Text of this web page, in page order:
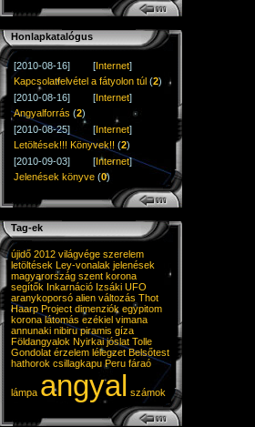
Honlapkatalógus
[2010-08-16] [Internet]
Kapcsolatfelvétel a fátyolon túl (2)
[2010-08-16]
[Internet]
Angyalforrás (2)
[2010-08-25]
[Internet]
Letöltések!!! Könyvek!! (2)
[2010-09-03]
[Internet]
Jelenések könyve (0)
Tag-ek
újidő 2012 világvége szerelem
letöltések Ley-vonalak jelenések
magyarország szent korona
segítők Inkarnáció Izsáki UFO
aranykoporsó alien változás Thot
Haarp Project dimenziók egypitom
korona látomás ezékiel vimana
annunaki nibiru piramis gíza
Földangyalok Nyirkai jóslat Tolle
Gondolat érzelem lélegzet Belsőtest
hathorok csillagkapu Peru fáraó
lámpa angyal számok